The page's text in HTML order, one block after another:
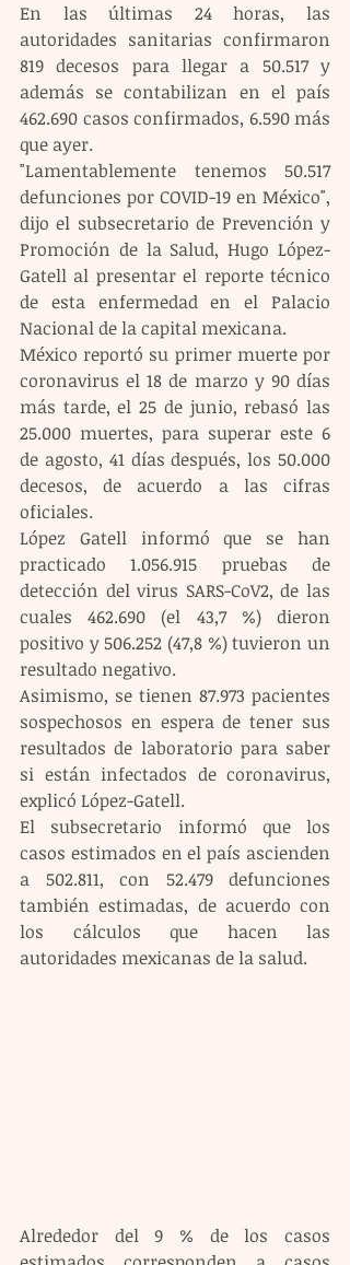
En las últimas 24 horas, las
autoridades sanitarias confirmaron
819 decesos para llegar a 50.517 y
además se contabilizan en el país
462.690 casos confirmados, 6.590 más
que ayer.
"Lamentablemente tenemos 50.517
defunciones por COVID-19 en México",
dijo el subsecretario de Prevención y
Promoción de la Salud, Hugo López-
Gatell al presentar el reporte técnico
de esta enfermedad en el Palacio
Nacional de la capital mexicana.
México reportó su primer muerte por
coronavirus el 18 de marzo y 90 días
más tarde, el 25 de junio, rebasó las
25.000 muertes, para superar este 6
de agosto, 41 días después, los 50.000
decesos, de acuerdo a las cifras
oficiales.
López Gatell informó que se han
practicado 1.056.915 pruebas de
detección del virus SARS-CoV2, de las
cuales 462.690 (el 43,7 %) dieron
positivo y 506.252 (47,8 %) tuvieron un
resultado negativo.
Asimismo, se tienen 87.973 pacientes
sospechosos en espera de tener sus
resultados de laboratorio para saber
si están infectados de coronavirus,
explicó López-Gatell.
El subsecretario informó que los
casos estimados en el país ascienden
a 502.811, con 52.479 defunciones
también estimadas, de acuerdo con
los cálculos que hacen las
autoridades mexicanas de la salud.
Alrededor del 9 % de los casos